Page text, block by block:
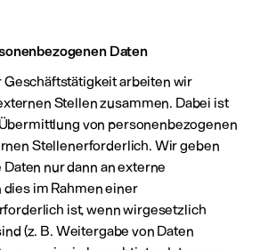
Daten
Geschäftstätigkeit arbeiten wir
Stellen zusammen. Dabei ist
von personenbezogenen
Stellenerforderlich. Wir geben
nur dann an externe
im Rahmen einer
ist, wenn wirgesetzlich
(z. B. Weitergabe von Daten